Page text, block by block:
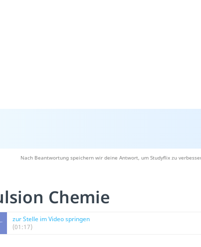
Nach Beantwortung speichern wir deine Antwort, um Studyflix zu
Chemie
zur Stelle im Video springen
(01:17)